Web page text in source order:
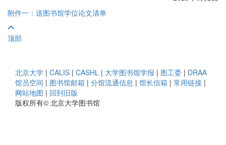
附件一：送图书馆学位论文清单
顶部
北京大学 | CALIS | CASHL | 大学图书馆学报 | 图工委 | DRAA
馆员空间 | 图书馆邮箱 | 分馆流通信息 | 馆长信箱 | 常用链接 |
网站地图 | 回到旧版
版权所有© 北京大学图书馆